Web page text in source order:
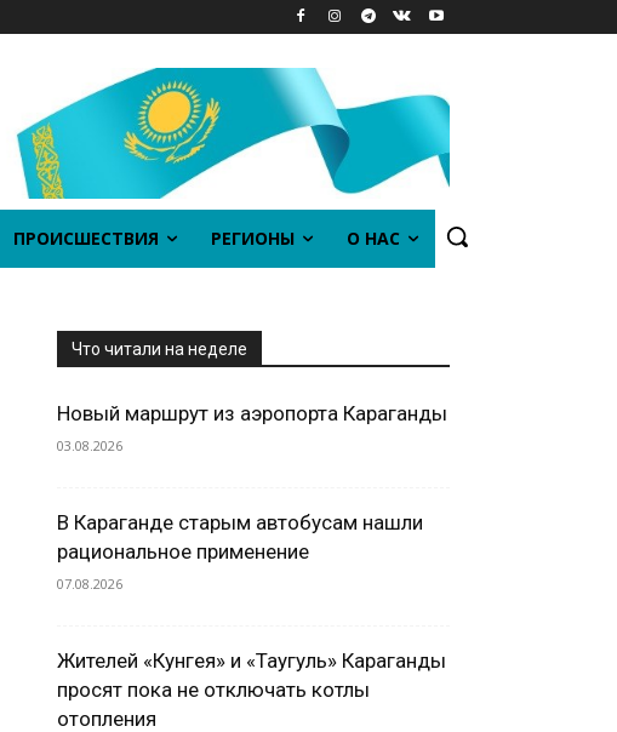
ПРОИСШЕСТВИЯ РЕГИОНЫ О НАС
Что читали на неделе
Новый маршрут из аэропорта Караганды
03.08.2026
В Караганде старым автобусам нашли
рациональное применение
07.08.2026
Жителей «Кунгея» и «Таугуль» Караганды
просят пока не отключать котлы
отопления